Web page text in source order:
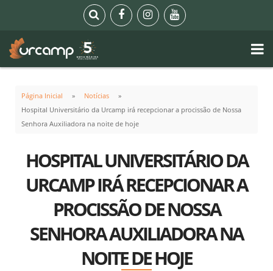
Página Inicial
Notícias
Hospital Universitário da Urcamp irá recepcionar a procissão de Nossa
Senhora Auxiliadora na noite de hoje
HOSPITAL UNIVERSITÁRIO DA
URCAMP IRÁ RECEPCIONAR A
PROCISSÃO DE NOSSA
SENHORA AUXILIADORA NA
NOITE DE HOJE